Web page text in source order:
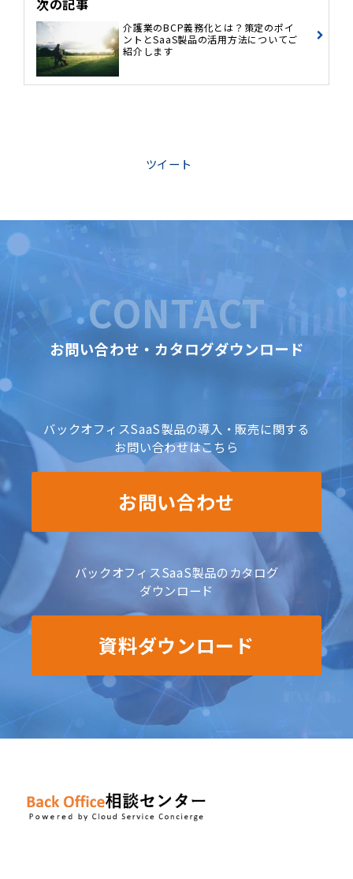
介護業のBCP義務化とは？策定のポイ
ントとSaaS製品の活用方法についてご
紹介します
ツイート
CONTACT
お問い合わせ・カタログダウンロード
バックオフィスSaaS製品の導入・販売に関する
お問い合わせはこちら
お問い合わせ
バックオフィスSaaS製品のカタログ
ダウンロード
資料ダウンロード